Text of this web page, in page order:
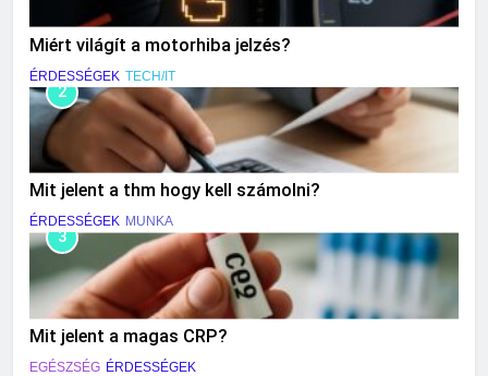
Miért világít a motorhiba jelzés?
ÉRDESSÉGEK TECH/IT
2
Mit jelent a thm hogy kell számolni?
ÉRDESSÉGEK MUNKA
3
Mit jelent a magas CRP?
EGÉSZSÉG ÉRDESSÉGEK